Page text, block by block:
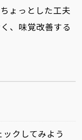
ょっとした工夫
、味覚改善する
クしてみよう